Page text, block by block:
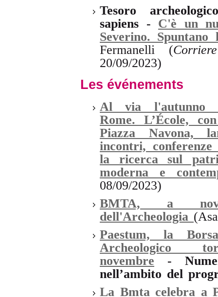
Tesoro
sapiens - C'è un
Severino. Spuntano
Fermanelli (
20/09/2023)
Les événements
Al via l'autunno
Rome. L’École,
Piazza Navona,
incontri,
la ricerca sul
moderna e
08/09/2023)
BMTA, a
dell'Archeologia
Paestum, la
novembre -
nell’ambito del
La Bmta celebra a